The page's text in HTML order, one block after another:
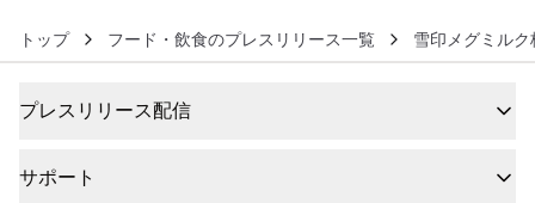
トップ フード・飲食のプレスリリース一覧 雪印メグミルク
プレスリリース配信
サポート